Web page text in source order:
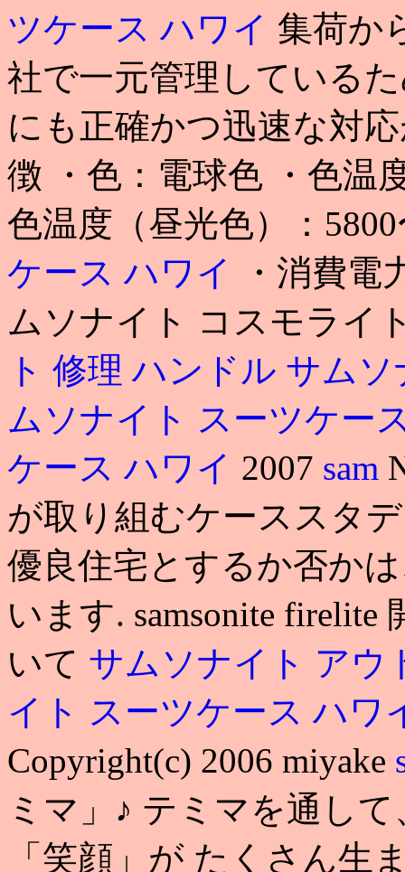
ツケース ハワイ 集荷か
社で一元管理している
にも正確かつ迅速な対
徴 ・色：電球色 ・色温
色温度（昼光色）：
ケース ハワイ
・消費電
ムソナイト コスモライ
ト 修理 ハンドル サム
ムソナイト スーツケー
ケース ハワイ 2007 sam
が取り組むケーススタ
優良住宅とするか否か
います. samsonite
いて サムソナイト アウ
イト スーツケース ハワ
Copyright(c) 2006 miyake
ミマ」♪ テミマを通し
「笑顔」が たくさん生